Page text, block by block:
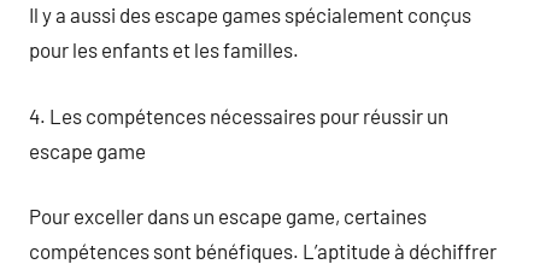
Il y a aussi des escape games spécialement conçus
pour les enfants et les familles.
4. Les compétences nécessaires pour réussir un
escape game
Pour exceller dans un escape game, certaines
compétences sont bénéfiques. L’aptitude à déchiffrer